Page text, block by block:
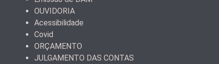
OUVIDORIA
Acessibilidade
Covid
ORÇAMENTO
JULGAMENTO DAS CONTAS